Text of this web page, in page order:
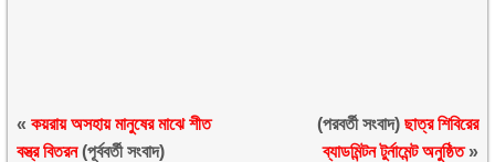
«কয়রায় অসহায় মানুষের মাঝে শীত
বস্ত্র বিতরন(পূর্ববর্তী সংবাদ)
(পরবর্তী সংবাদ) ছাত্র শিবিরের
ব্যাডমিন্টন টুর্নামেন্ট অনুষ্ঠিত»